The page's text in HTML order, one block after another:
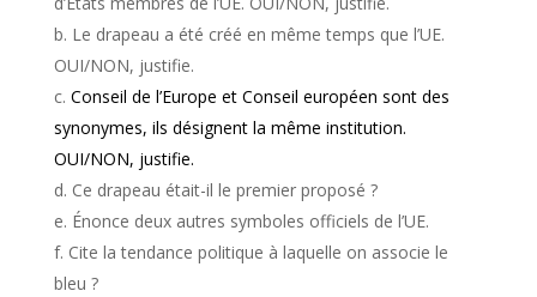
Le drapeau a été créé en même temps que l’UE.
OUI/NON, justifie.
Conseil de l’Europe et Conseil européen sont des
synonymes, ils désignent la même institution.
OUI/NON, justifie.
Ce drapeau était-il le premier proposé ?
Énonce deux autres symboles officiels de l’UE.
Cite la tendance politique à laquelle on associe le
bleu ?